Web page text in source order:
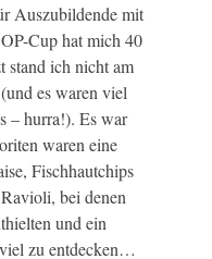
Auszubildende mit
Cup hat mich 40
stand ich nicht am
es waren viel
– hurra!). Es war
waren eine
Fischhautchips
bei denen
und ein
zu entdecken…